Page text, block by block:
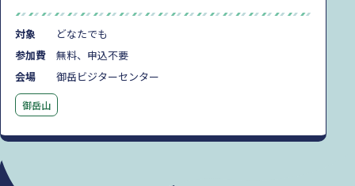
対象
どなたでも
参加費
無料、申込不要
会場
御岳ビジターセンター
御岳山